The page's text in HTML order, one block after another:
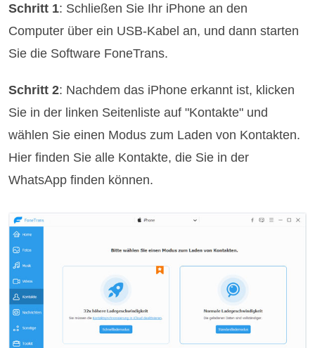
Schritt 1: Schließen Sie Ihr iPhone an den
Computer über ein USB-Kabel an, und dann starten
Sie die Software FoneTrans.
Schritt 2: Nachdem das iPhone erkannt ist, klicken
Sie in der linken Seitenliste auf "Kontakte" und
wählen Sie einen Modus zum Laden von Kontakten.
Hier finden Sie alle Kontakte, die Sie in der
WhatsApp finden können.